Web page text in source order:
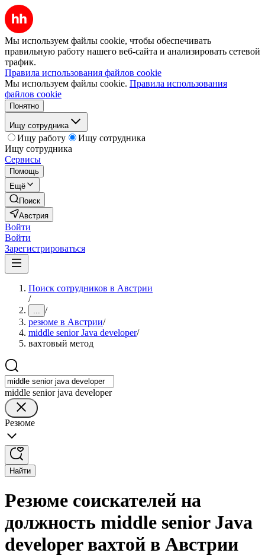
Мы используем файлы cookie, чтобы обеспечивать
правильную работу нашего веб-сайта и анализировать сетевой
трафик.
Правила использования файлов cookie
Мы используем файлы cookie. Правила использования
файлов cookie
Понятно
Ищу сотрудника
Ищу работу
Ищу сотрудника
Ищу сотрудника
Сервисы
Помощь
Ещё
Поиск
Австрия
Войти
Войти
Зарегистрироваться
Поиск сотрудников в Австрии
/
... /
резюме в Австрии/
middle senior Java developer/
вахтовый метод
middle senior java developer
Резюме
Найти
Резюме соискателей на
должность middle senior Java
developer вахтой в Австрии